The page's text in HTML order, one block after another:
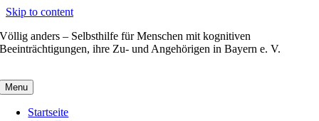
Skip to content
Völlig anders – Selbsthilfe für Menschen mit kognitiven
Beeinträchtigungen, ihre Zu- und Angehörigen in Bayern e. V.
Menu
Startseite